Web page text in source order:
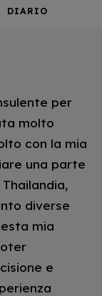
DIARIO
per
molto
con la mia
una parte
diverse
mia
e